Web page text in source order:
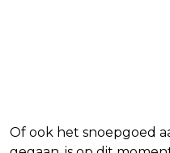
Of ook het snoepgoed